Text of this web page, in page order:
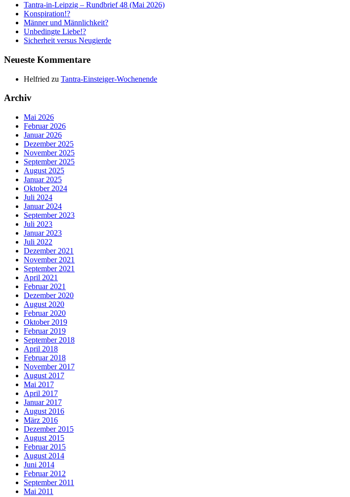
Tantra-in-Leipzig – Rundbrief 48 (Mai 2026)
Konspiration!?
Männer und Männlichkeit?
Unbedingte Liebe!?
Sicherheit versus Neugierde
Neueste Kommentare
Helfried zu Tantra-Einsteiger-Wochenende
Archiv
Mai 2026
Februar 2026
Januar 2026
Dezember 2025
November 2025
September 2025
August 2025
Januar 2025
Oktober 2024
Juli 2024
Januar 2024
September 2023
Juli 2023
Januar 2023
Juli 2022
Dezember 2021
November 2021
September 2021
April 2021
Februar 2021
Dezember 2020
August 2020
Februar 2020
Oktober 2019
Februar 2019
September 2018
April 2018
Februar 2018
November 2017
August 2017
Mai 2017
April 2017
Januar 2017
August 2016
März 2016
Dezember 2015
August 2015
Februar 2015
August 2014
Juni 2014
Februar 2012
September 2011
Mai 2011